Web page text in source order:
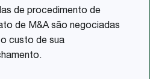
de procedimento de
de M&A são negociadas
custo de sua